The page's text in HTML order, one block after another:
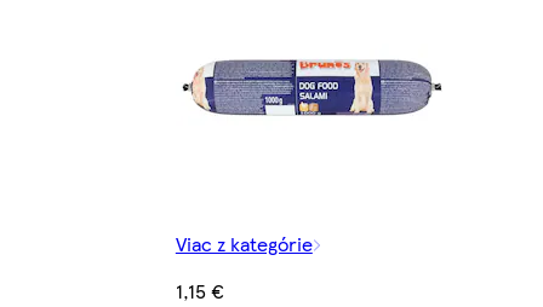
Viac z kategórie
1,15 €